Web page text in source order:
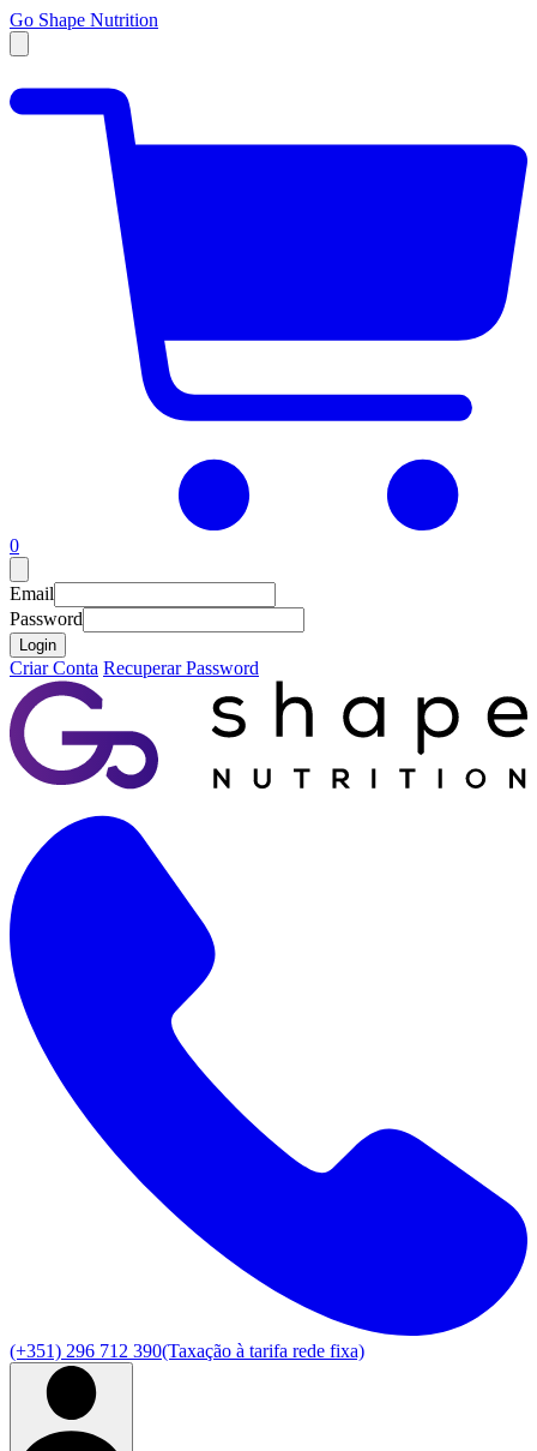
Go Shape Nutrition
0
Email
Password
Login
Criar Conta Recuperar Password
(+351) 296 712 390(Taxação à tarifa rede fixa)